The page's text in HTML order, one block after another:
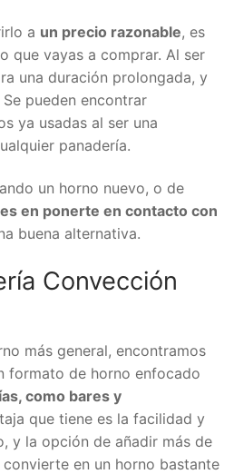
a un precio razonable, es
que vayas a comprar. Al ser
una duración prolongada, y
pueden encontrar
ya usadas al ser una
panadería.
un horno nuevo, o de
en ponerte en contacto con
buena alternativa.
Convección
más general, encontramos
formato de horno enfocado
como bares y
que tiene es la facilidad y
y la opción de añadir más de
en un horno bastante